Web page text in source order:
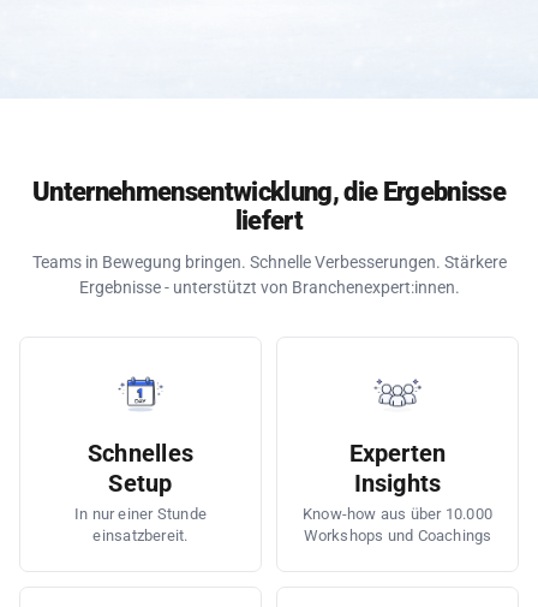
Unternehmensentwicklung, die Ergebnisse
liefert
Teams in Bewegung bringen. Schnelle Verbesserungen. Stärkere
Ergebnisse - unterstützt von Branchenexpert:innen.
Schnelles
Setup
In nur einer Stunde
einsatzbereit.
Experten
Insights
Know-how aus über 10.000
Workshops und Coachings